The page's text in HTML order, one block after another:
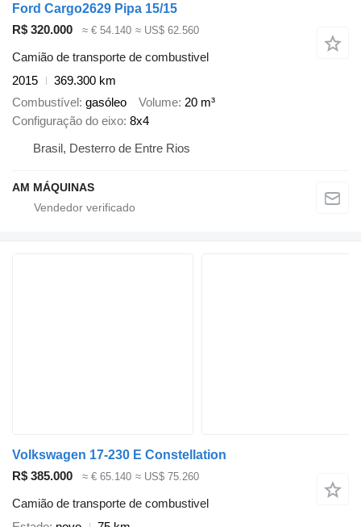
Ford Cargo2629 Pipa 15/15
R$ 320.000
≈ € 54.140 ≈ US$ 62.560
Camião de transporte de combustivel
2015
369.300 km
Combustível gasóleo Volume 20 m³
Configuração do eixo 8x4
Brasil, Desterro de Entre Rios
AM MÁQUINAS
Volkswagen 17-230 E Constellation
R$ 385.000
≈ € 65.140 ≈ US$ 75.260
Camião de transporte de combustivel